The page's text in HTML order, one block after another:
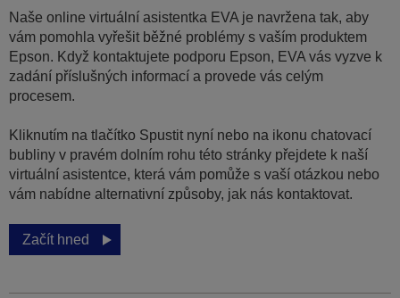
Naše online virtuální asistentka EVA je navržena tak, aby
vám pomohla vyřešit běžné problémy s vaším produktem
Epson. Když kontaktujete podporu Epson, EVA vás vyzve k
zadání příslušných informací a provede vás celým
procesem.
Kliknutím na tlačítko Spustit nyní nebo na ikonu chatovací
bubliny v pravém dolním rohu této stránky přejdete k naší
virtuální asistentce, která vám pomůže s vaší otázkou nebo
vám nabídne alternativní způsoby, jak nás kontaktovat.
Začít hned